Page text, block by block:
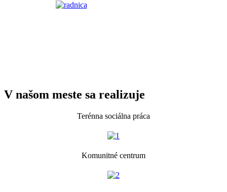
V našom meste sa realizuje
Terénna sociálna práca
Komunitné centrum